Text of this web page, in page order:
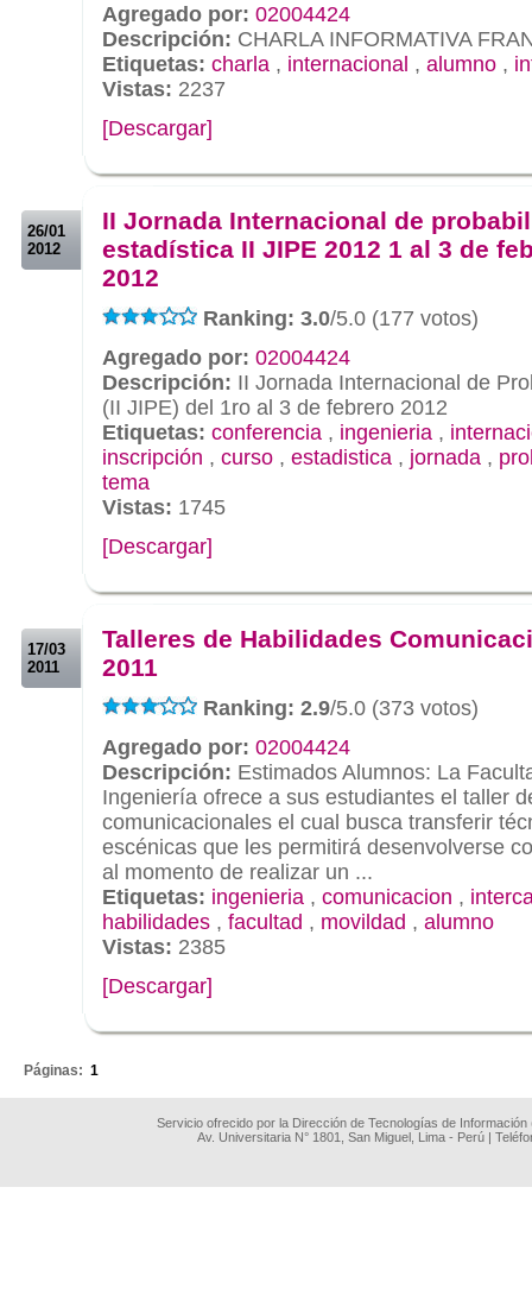
Agregado por: 02004424
Descripción: CHARLA INFORMATIVA
Etiquetas: charla , internacional , alumno ,
Vistas: 2237
[Descargar]
26/01
2012
II Jornada Internacional de
estadística II JIPE 2012 1 al 3 de
2012
Ranking: 3.0/5.0 (177 votos)
Agregado por: 02004424
Descripción: II Jornada Internacional de
(II JIPE) del 1ro al 3 de febrero 2012
Etiquetas: conferencia , ingenieria ,
inscripción , curso , estadistica , jornada ,
tema
Vistas: 1745
[Descargar]
17/03
2011
Talleres de Habilidades
2011
Ranking: 2.9/5.0 (373 votos)
Agregado por: 02004424
Descripción: Estimados Alumnos: La
Ingeniería ofrece a sus estudiantes el taller
comunicacionales el cual busca transferir
escénicas que les permitirá desenvolverse
al momento de realizar un ...
Etiquetas: ingenieria , comunicacion ,
habilidades , facultad , movildad , alumno
Vistas: 2385
[Descargar]
Páginas: 1
Servicio ofrecido por la Dirección de Tecnologías de
Av. Universitaria N° 1801, San Miguel, Lima - Perú |